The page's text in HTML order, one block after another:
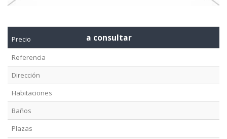
Precio a consultar
Referencia
Dirección
Habitaciones
Baños
Plazas